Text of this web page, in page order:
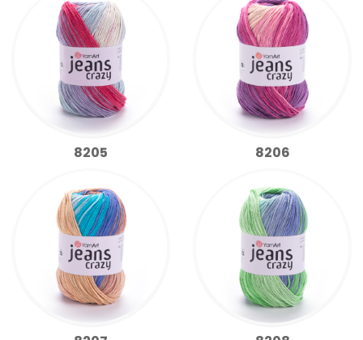
8205 8206